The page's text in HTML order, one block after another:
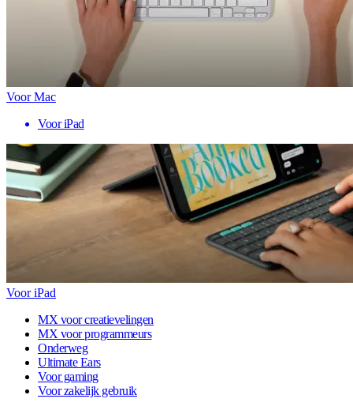
Voor Mac
Voor iPad
Voor iPad
MX voor creatievelingen
MX voor programmeurs
Onderweg
Ultimate Ears
Voor gaming
Voor zakelijk gebruik